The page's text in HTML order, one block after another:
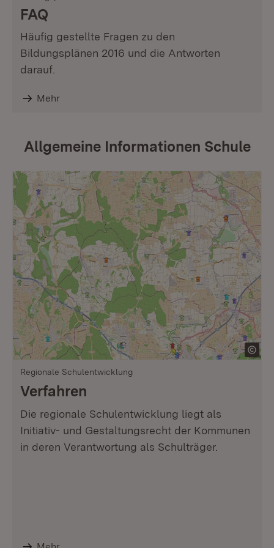
FAQ
Häufig gestellte Fragen zu den
Bildungsplänen 2016 und die Antworten
darauf.
Mehr
Allgemeine Informationen Schule
Regionale Schulentwicklung
Verfahren
Die regionale Schulentwicklung liegt als
Initiativ- und Gestaltungsrecht der Kommunen
in deren Verantwortung als Schulträger.